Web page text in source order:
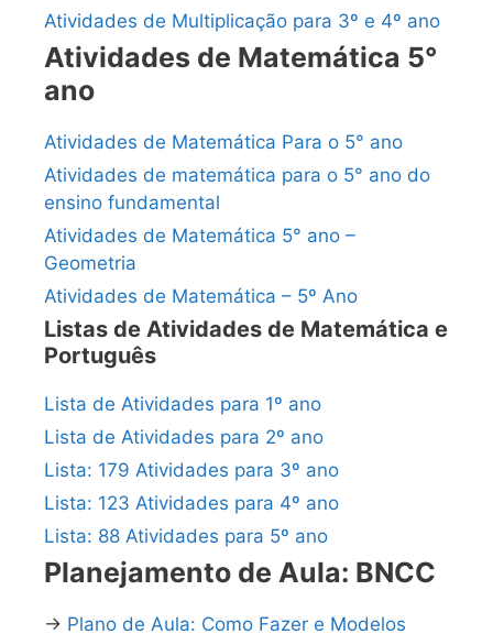
Atividades de Multiplicação para 3º e 4º ano
Atividades de Matemática 5°
ano
Atividades de Matemática Para o 5° ano
Atividades de matemática para o 5° ano do
ensino fundamental
Atividades de Matemática 5° ano –
Geometria
Atividades de Matemática – 5º Ano
Listas de Atividades de Matemática e
Português
Lista de Atividades para 1º ano
Lista de Atividades para 2º ano
Lista: 179 Atividades para 3º ano
Lista: 123 Atividades para 4º ano
Lista: 88 Atividades para 5º ano
Planejamento de Aula: BNCC
→ Plano de Aula: Como Fazer e Modelos